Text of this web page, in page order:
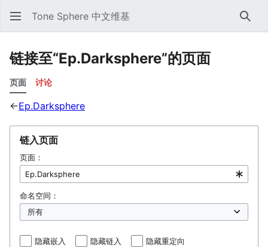
Tone Sphere 中文维基 搜索
链接至“Ep.Darksphere”的页面
页面 讨论
←Ep.Darksphere
链入页面
页面：
命名空间：
隐藏嵌入 隐藏链入 隐藏重定向